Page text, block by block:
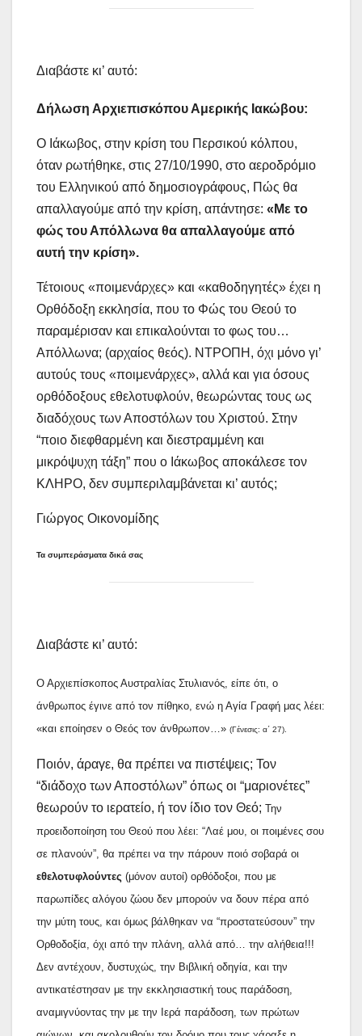
Διαβάστε κι’ αυτό:
Δήλωση Αρχιεπισκόπου Αμερικής Ιακώβου:
Ο Ιάκωβος, στην κρίση του Περσικού κόλπου,
όταν ρωτήθηκε, στις 27/10/1990, στο αεροδρόμιο
του Ελληνικού από δημοσιογράφους, Πώς θα
απαλλαγούμε από την κρίση, απάντησε: «Με το
φώς του Απόλλωνα θα απαλλαγούμε από
αυτή την κρίση».
Τέτοιους «ποιμενάρχες» και «καθοδηγητές» έχει η
Ορθόδοξη εκκλησία, που το Φώς του Θεού το
παραμέρισαν και επικαλούνται το φως του…
Απόλλωνα; (αρχαίος θεός). ΝΤΡΟΠΗ, όχι μόνο γι’
αυτούς τους «ποιμενάρχες», αλλά και για όσους
ορθόδοξους εθελοτυφλούν, θεωρώντας τους ως
διαδόχους των Αποστόλων του Χριστού. Στην
“ποιο διεφθαρμένη και διεστραμμένη και
μικρόψυχη τάξη” που ο Ιάκωβος αποκάλεσε τον
ΚΛΗΡΟ, δεν συμπεριλαμβάνεται κι’ αυτός;
Γιώργος Οικονομίδης
Τα συμπεράσματα δικά σας
Διαβάστε κι’ αυτό:
Ο Αρχιεπίσκοπος Αυστραλίας Στυλιανός, είπε ότι, ο
άνθρωπος έγινε από τον πίθηκο, ενώ η Αγία Γραφή μας λέει:
«και εποίησεν ο Θεός τον άνθρωπον…» (Γένεσις: α΄ 27).
Ποιόν, άραγε, θα πρέπει να πιστέψεις; Τον
“διάδοχο των Αποστόλων” όπως οι “μαριονέτες”
θεωρούν το ιερατείο, ή τον ίδιο τον Θεό; Την
προειδοποίηση του Θεού που λέει: “Λαέ μου, οι ποιμένες σου
σε πλανούν”, θα πρέπει να την πάρουν ποιό σοβαρά οι
εθελοτυφλούντες (μόνον αυτοί) ορθόδοξοι, που με
παρωπίδες αλόγου ζώου δεν μπορούν να δουν πέρα από
την μύτη τους, και όμως βάλθηκαν να “προστατεύσουν” την
Ορθοδοξία, όχι από την πλάνη, αλλά από… την αλήθεια!!!
Δεν αντέχουν, δυστυχώς, την Βιβλική οδηγία, και την
αντικατέστησαν με την εκκλησιαστική τους παράδοση,
αναμιγνύοντας την με την Ιερά παράδοση, των πρώτων